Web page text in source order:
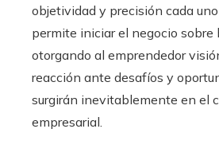
objetividad y precisión cada
permite iniciar el negocio sobre
otorgando al emprendedor
reacción ante desafíos y
surgirán inevitablemente en el
empresarial.